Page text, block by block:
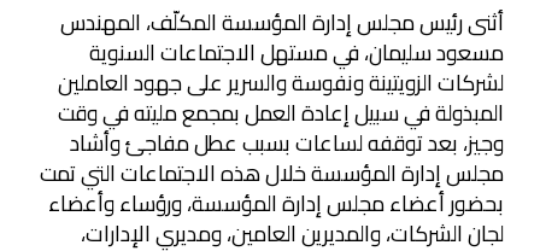
أثنى رئيس مجلس إدارة المؤسسة المكلّف، المهندس
مسعود سليمان، في مستهل الاجتماعات السنوية
لشركات الزويتينة ونفوسة والسرير على جهود العاملين
المبذولة في سبيل إعادة العمل بمجمع مليته في وقت
وجيز، بعد توقفه لساعات بسبب عطل مفاجئ وأشاد
مجلس إدارة المؤسسة خلال هذه الاجتماعات التي تمت
بحضور أعضاء مجلس إدارة المؤسسة، ورؤساء وأعضاء
لجان الشركات، والمديرين العامين، ومديري الإدارات،